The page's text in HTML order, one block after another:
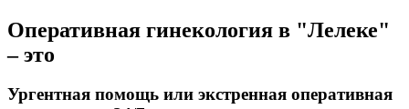
Оперативная гинекология в "Лелеке"
– это
Ургентная помощь или экстренная оперативная